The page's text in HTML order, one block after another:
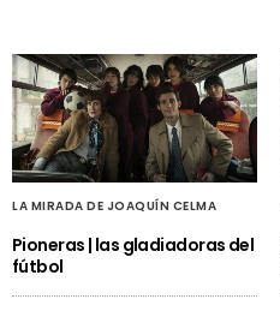
LA MIRADA DE JOAQUÍN CELMA
Pioneras | las gladiadoras del
fútbol